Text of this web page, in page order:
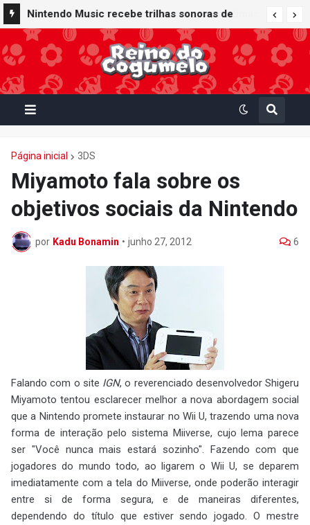
Nintendo Music recebe trilhas sonoras de
Virtual Boy Wario Land, Mario Clash e Mario's
Tennis em adição histórica ao catálogo
Página inicial 3DS
Miyamoto fala sobre os
objetivos sociais da Nintendo
por Kadu Bonamin • junho 27, 2012 6
Falando com o site IGN, o reverenciado desenvolvedor Shigeru
Miyamoto tentou esclarecer melhor a nova abordagem social
que a Nintendo promete instaurar no Wii U, trazendo uma nova
forma de interação pelo sistema Miiverse, cujo lema parece
ser "Você nunca mais estará sozinho". Fazendo com que
jogadores do mundo todo, ao ligarem o Wii U, se deparem
imediatamente com a tela do Miiverse, onde poderão interagir
entre si de forma segura, e de maneiras diferentes,
dependendo do título que estiver sendo jogado. O mestre